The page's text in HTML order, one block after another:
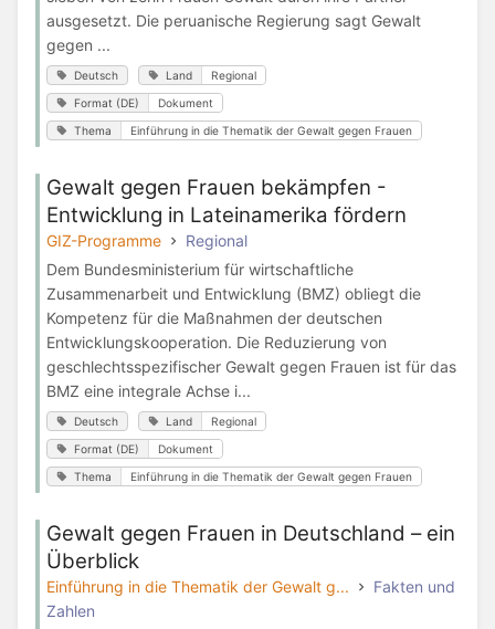
ausgesetzt. Die peruanische Regierung sagt Gewalt
gegen ...
Deutsch Land Regional
Format (DE) Dokument
Thema Einführung in die Thematik der Gewalt gegen Frauen
Gewalt gegen Frauen bekämpfen -
Entwicklung in Lateinamerika fördern
GIZ-Programme
Regional
Dem Bundesministerium für wirtschaftliche
Zusammenarbeit und Entwicklung (BMZ) obliegt die
Kompetenz für die Maßnahmen der deutschen
Entwicklungskooperation. Die Reduzierung von
geschlechtsspezifischer Gewalt gegen Frauen ist für das
BMZ eine integrale Achse i...
Deutsch Land Regional
Format (DE) Dokument
Thema Einführung in die Thematik der Gewalt gegen Frauen
Gewalt gegen Frauen in Deutschland – ein
Überblick
Einführung in die Thematik der Gewalt g...
Fakten und
Zahlen